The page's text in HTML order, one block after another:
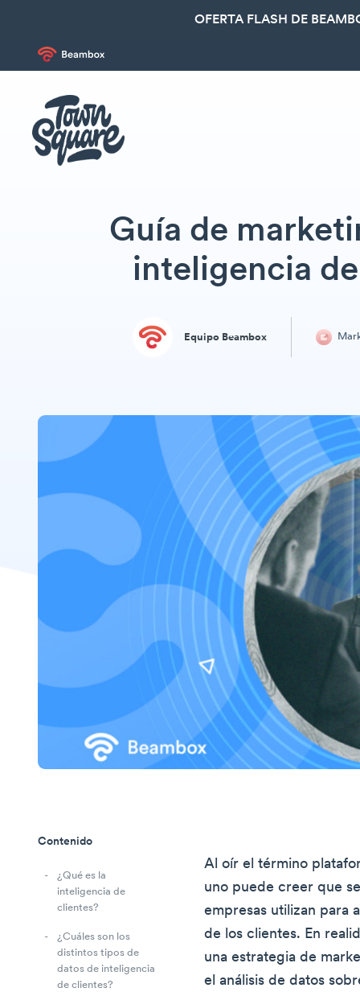
OFERTA FLASH DE
Guía de
inteligencia
Equipo Beambox
Contenido
¿Qué es la
inteligencia de
clientes?
¿Cuáles son los
distintos tipos de
datos de inteligencia
de clientes?
Al oír el término
uno puede creer que
empresas utilizan para
de los clientes. En
una estrategia de
el análisis de datos